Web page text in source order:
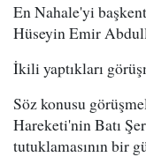
En Nahale'yi
Hüseyin Emir
İkili yaptıkları
Söz konusu
Hareketi'nin Batı
tutuklamasının bir